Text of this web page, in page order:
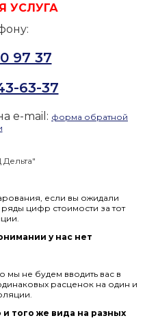
УСЛУГА
97 37
63-37
e-mail: форма обратной
если вы ожидали
цифр стоимости за тот
у нас нет
мы не будем вводить вас в
расценок на один и
и того же вида на разных